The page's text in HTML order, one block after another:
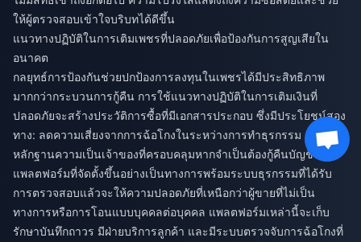
ให้ผู้ตรวจสอบเข้าใจบริบทได้ดีขึ้น
แนวทางปฏิบัติในการเติมเพชรที่ปลอดภัยเพื่อป้องกันการสูญเสียใน
อนาคต
กลยุทธ์การป้องกันช่วยปกป้องการลงทุนในเพชรได้มีประสิทธิภาพ
มากกว่ากระบวนการกู้คืน การใช้แนวทางปฏิบัติในการเติมเงินที่
ปลอดภัยจะสร้างประวัติการซื้อที่มีเอกสารประกอบ ซึ่งมีประโยชน์สอง
ทาง: ลดความเสี่ยงจากการฉ้อโกงในระหว่างการทำธุรกรรม และเป็น
หลักฐานความเป็นเจ้าของที่ครอบคลุมหากจำเป็นต้องกู้คืนบัญชี
แพลตฟอร์มที่จัดตั้งขึ้นอย่างเป็นทางการพร้อมระบบธุรกรรมที่ได้รับ
การตรวจสอบแล้วจะให้ความปลอดภัยที่เหนือกว่าผู้ขายที่ไม่เป็น
ทางการหรือการโอนแบบบุคคลต่อบุคคล แพลตฟอร์มเหล่านี้จะเก็บ
รักษาบันทึกถาวร มีฝ่ายบริการลูกค้า และมีระบบตรวจจับการฉ้อโกงที่